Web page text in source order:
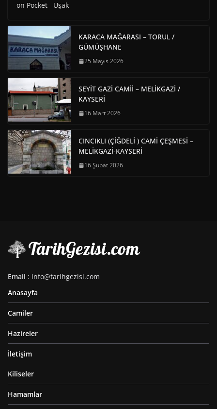
on Pocket Uşak
KARACA MAĞARASI – TORUL /
GÜMÜŞHANE
25 Mayıs 2026
SEYİT GAZİ CAMİİ – MELİKGAZİ /
KAYSERİ
16 Mart 2026
CINCIKLI (ÇİĞDELİ ) CAMİ ÇEŞMESİ –
MELİKGAZİ-KAYSERİ
16 Şubat 2026
Email : info@tarihgezisi.com
Anasayfa
Camiler
Hazireler
İletişim
Kiliseler
Hamamlar